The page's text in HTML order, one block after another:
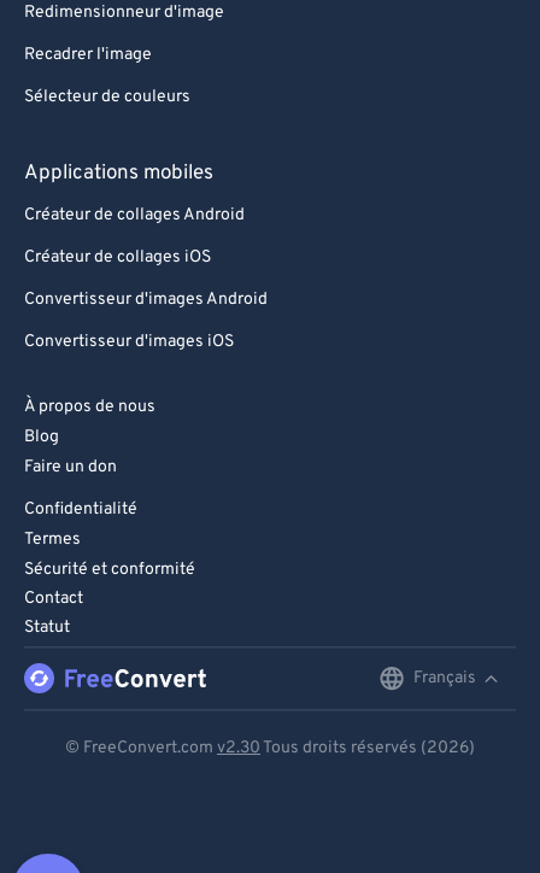
Redimensionneur d'image
Recadrer l'image
Sélecteur de couleurs
Applications mobiles
Créateur de collages Android
Créateur de collages iOS
Convertisseur d'images Android
Convertisseur d'images iOS
À propos de nous
Blog
Faire un don
Confidentialité
Termes
Sécurité et conformité
Contact
Statut
Français
© FreeConvert.com v2.30 Tous droits réservés (2026)